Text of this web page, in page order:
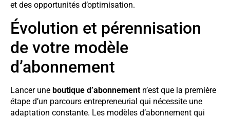
et des opportunités d’optimisation.
Évolution et pérennisation
de votre modèle
d’abonnement
Lancer une boutique d’abonnement n’est que la première
étape d’un parcours entrepreneurial qui nécessite une
adaptation constante. Les modèles d’abonnement qui